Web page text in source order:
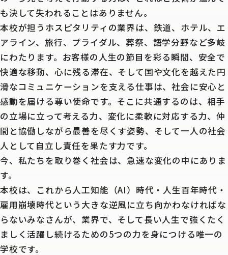
も決して失われることはありません。
本校が担うホスピタリティの業界は、鉄道、ホテル、エ
アライン、旅行、プライダル、葬祭、語学分野など多岐
にわたります。お客様の人生の節目を彩る瞬間、安全で
快適な移動、心に残る滞在、そして国や文化を越えた円
滑なコミュニケーションを支える仕事は、社会に安心と
感動を届ける尊い使命です。そこに共通するのは、相手
の立場に立って考える力、変化に柔軟に対応する力、仲
間と協働しながら最善を尽くす姿勢、そして一人の社会
人として自立し責任を果たす力です。
今、私たちを取り巻く社会は、急速な変化の中にありま
す。
本校は、これから人工知能（AI）時代・人生百年時代・
雇用崩壊時代という大きな逆風に立ち向かわなければな
らないみなさんが、業界で、そして長い人生で強くたく
ましく活躍し続けるための5つの力を身につける唯一の
学校です。